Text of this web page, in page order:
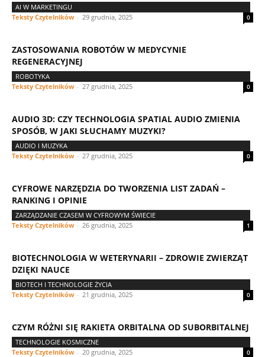
AI W MARKETINGU
Teksty Czytelników - 29 grudnia, 2025 0
ZASTOSOWANIA ROBOTÓW W MEDYCYNIE
REGENERACYJNEJ
ROBOTYKA
Teksty Czytelników - 27 grudnia, 2025 0
AUDIO 3D: CZY TECHNOLOGIA SPATIAL AUDIO ZMIENIA
SPOSÓB, W JAKI SŁUCHAMY MUZYKI?
AUDIO I MUZYKA
Teksty Czytelników - 27 grudnia, 2025 0
CYFROWE NARZĘDZIA DO TWORZENIA LIST ZADAŃ –
RANKING I OPINIE
ZARZĄDZANIE CZASEM W CYFROWYM ŚWIECIE
Teksty Czytelników - 26 grudnia, 2025 1
BIOTECHNOLOGIA W WETERYNARII – ZDROWIE ZWIERZĄT
DZIĘKI NAUCE
BIOTECH I TECHNOLOGIE ŻYCIA
Teksty Czytelników - 21 grudnia, 2025 0
CZYM RÓŻNI SIĘ RAKIETA ORBITALNA OD SUBORBITALNEJ
TECHNOLOGIE KOSMICZNE
Teksty Czytelników - 20 grudnia, 2025 0